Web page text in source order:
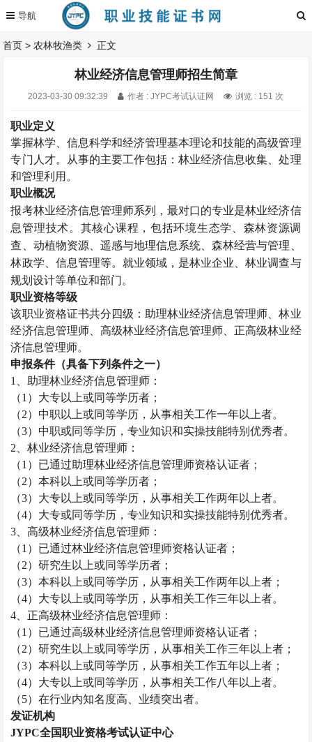
首页 > 农林牧渔类 正文
林业经济信息管理师招生简章
2023-03-30 09:32:39 作者 : JYPC考试认证网 浏览 : 151 次
职业定义
掌握林学、信息科学和经济管理基本理论和技能的高级管理
专门人才。从事的主要工作包括：林业经济信息收集、处理
和管理利用。
职业概况
报考林业经济信息管理师系列，最对口的专业是林业经济信
息管理技术。其核心课程，包括环境生态学、森林资源调
查、动植物资源、遥感与地理信息系统、森林经营与管理、
林政学、信息管理等。就业领域，是林业企业、林业调查与
规划设计等单位和部门。
职业资格等级
该职业资格证书共分四级：助理林业经济信息管理师 、林业
经济信息管理师、高级林业经济信息管理师 、正高级林业经
济信息管理师。
申报条件（具备下列条件之一）
1、助理林业经济信息管理师 ：
（1）大专以上或同等学历者；
（2）中职以上或同等学历，从事相关工作一年以上者。
（3）中职或同等学历，专业知识和实操技能特别优秀者。
2、林业经济信息管理师 ：
（1）已通过助理林业经济信息管理师资格认证者；
（2）本科以上或同等学历者；
（3）大专以上或同等学历，从事相关工作两年以上者。
（4）大专或同等学历，专业知识和实操技能特别优秀者。
3、高级林业经济信息管理师 ：
（1）已通过林业经济信息管理师资格认证者；
（2）研究生以上或同等学历者；
（3）本科以上或同等学历，从事相关工作两年以上者；
（4）大专以上或同等学历，从事相关工作三年以上者。
4、正高级林业经济信息管理师 ：
（1）已通过高级林业经济信息管理师资格认证者；
（2）研究生以上或同等学历，从事相关工作三年以上者；
（3）本科以上或同等学历，从事相关工作五年以上者；
（4）大专以上或同等学历，从事相关工作八年以上者。
（5）在行业内知名度高、业绩突出者。
发证机构
JYPC全国职业资格考试认证中心